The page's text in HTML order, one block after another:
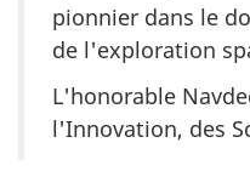
pionnier dans le
de l'exploration
L'honorable
l'Innovation, des